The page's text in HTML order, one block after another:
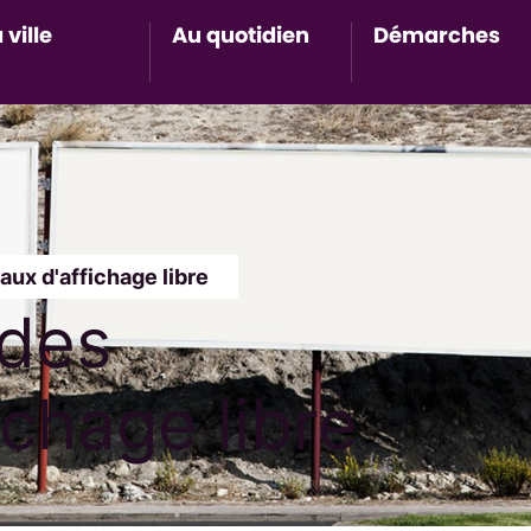
ville Au quotidien
Accès au sous-menu de
Démarches
Accès
d'affichage libre
libre